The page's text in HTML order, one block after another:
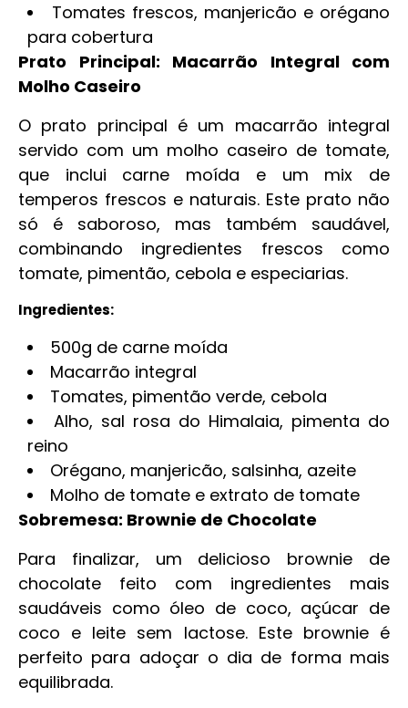
Tomates frescos, manjericão e orégano
para cobertura
Prato Principal: Macarrão Integral com
Molho Caseiro
O prato principal é um macarrão integral
servido com um molho caseiro de tomate,
que inclui carne moída e um mix de
temperos frescos e naturais. Este prato não
só é saboroso, mas também saudável,
combinando ingredientes frescos como
tomate, pimentão, cebola e especiarias.
Ingredientes:
500g de carne moída
Macarrão integral
Tomates, pimentão verde, cebola
Alho, sal rosa do Himalaia, pimenta do
reino
Orégano, manjericão, salsinha, azeite
Molho de tomate e extrato de tomate
Sobremesa: Brownie de Chocolate
Para finalizar, um delicioso brownie de
chocolate feito com ingredientes mais
saudáveis como óleo de coco, açúcar de
coco e leite sem lactose. Este brownie é
perfeito para adoçar o dia de forma mais
equilibrada.